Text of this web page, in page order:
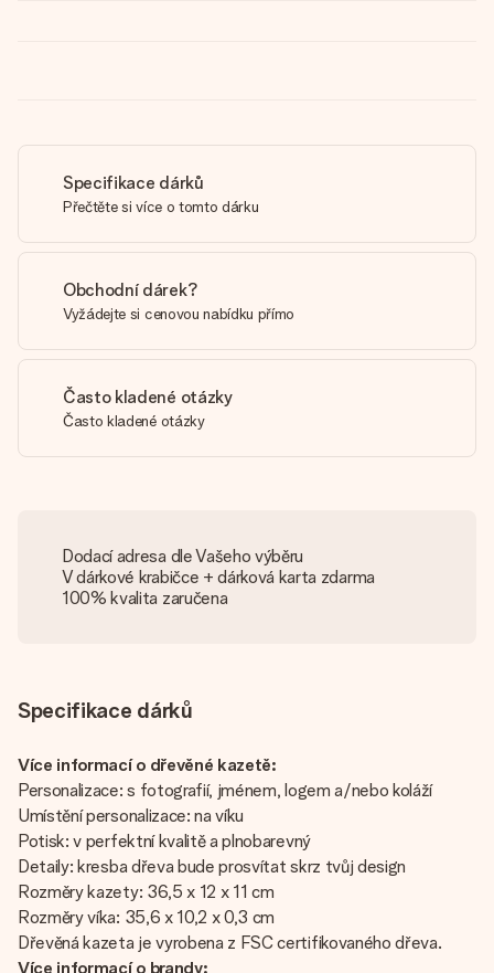
Specifikace dárků
Přečtěte si více o tomto dárku
Obchodní dárek?
Vyžádejte si cenovou nabídku přímo
Často kladené otázky
Často kladené otázky
Dodací adresa dle Vašeho výběru
V dárkové krabičce + dárková karta zdarma
100% kvalita zaručena
Specifikace dárků
Více informací o dřevěné kazetě:
Personalizace: s fotografií, jménem, logem a/nebo koláží
Umístění personalizace: na víku
Potisk: v perfektní kvalitě a plnobarevný
Detaily: kresba dřeva bude prosvítat skrz tvůj design
Rozměry kazety: 36,5 x 12 x 11 cm
Rozměry víka: 35,6 x 10,2 x 0,3 cm
Dřevěná kazeta je vyrobena z FSC certifikovaného dřeva.
Více informací o brandy: